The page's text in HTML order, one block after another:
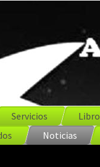
Servicios
Noticias